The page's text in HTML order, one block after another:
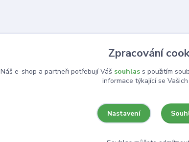
Zpracování
Náš e-shop a partneři potřebují Váš souhlass použitím
informace týkající se Vašich
Nastavení